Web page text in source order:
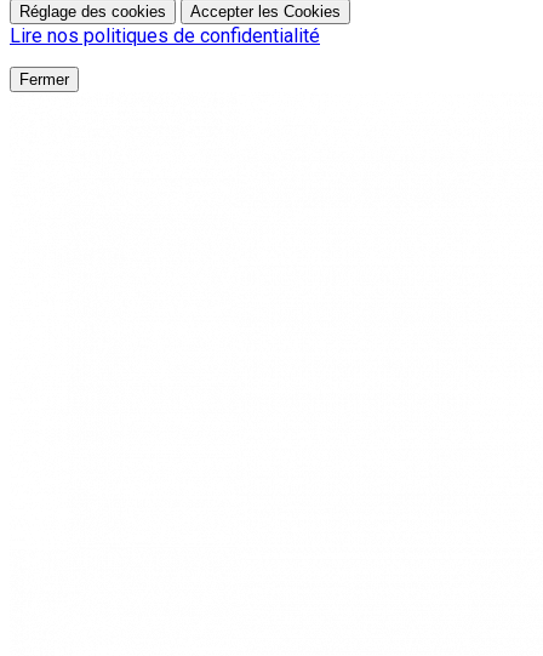
Réglage des cookies Accepter les Cookies
Lire nos politiques de confidentialité
Fermer